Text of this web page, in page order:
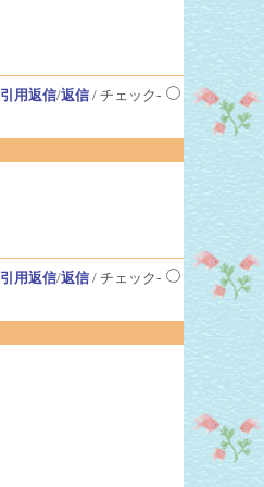
引用返信/返信/ チェック-
引用返信/返信/ チェック-